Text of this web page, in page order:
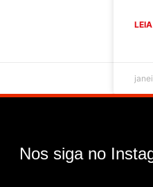
Nos siga no